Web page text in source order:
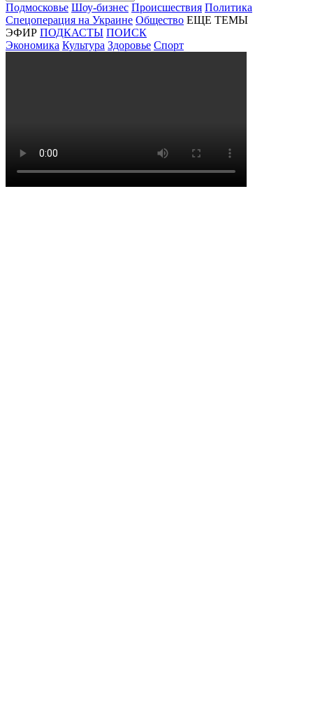
Подмосковье Шоу-бизнес Происшествия Политика
Спецоперация на Украине Общество ЕЩЕ ТЕМЫ
ЭФИР ПОДКАСТЫ ПОИСК
Экономика Культура Здоровье Спорт